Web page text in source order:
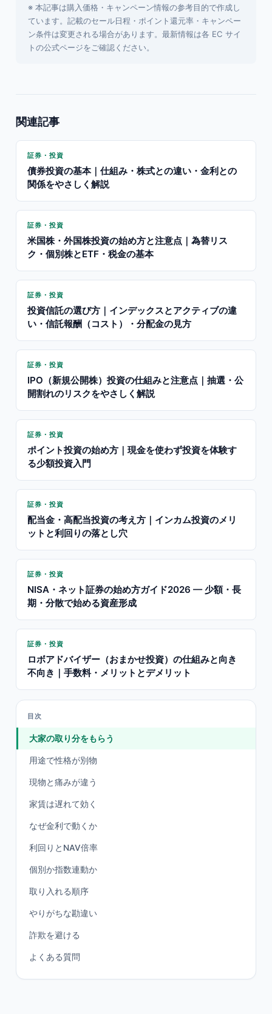
※ 本記事は購入価格・キャンペーン情報の参考目的で作成し
ています。記載のセール日程・ポイント還元率・キャンペー
ン条件は変更される場合があります。最新情報は各 EC サイ
トの公式ページをご確認ください。
関連記事
証券・投資
債券投資の基本｜仕組み・株式との違い・金利との
関係をやさしく解説
証券・投資
米国株・外国株投資の始め方と注意点｜為替リス
ク・個別株とETF・税金の基本
証券・投資
投資信託の選び方｜インデックスとアクティブの違
い・信託報酬（コスト）・分配金の見方
証券・投資
IPO（新規公開株）投資の仕組みと注意点｜抽選・公
開割れのリスクをやさしく解説
証券・投資
ポイント投資の始め方｜現金を使わず投資を体験す
る少額投資入門
証券・投資
配当金・高配当投資の考え方｜インカム投資のメリ
ットと利回りの落とし穴
証券・投資
NISA・ネット証券の始め方ガイド2026 — 少額・長
期・分散で始める資産形成
証券・投資
ロボアドバイザー（おまかせ投資）の仕組みと向き
不向き｜手数料・メリットとデメリット
目次
大家の取り分をもらう
用途で性格が別物
現物と痛みが違う
家賃は遅れて効く
なぜ金利で動くか
利回りとNAV倍率
個別か指数連動か
取り入れる順序
やりがちな勘違い
詐欺を避ける
よくある質問